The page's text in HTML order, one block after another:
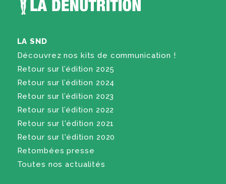
LA SND
Découvrez nos kits de communication !
Retour sur l’édition 2025
Retour sur l’édition 2024
Retour sur l’édition 2023
Retour sur l’édition 2022
Retour sur l'édition 2021
Retour sur l'édition 2020
Retombées presse
Toutes nos actualités